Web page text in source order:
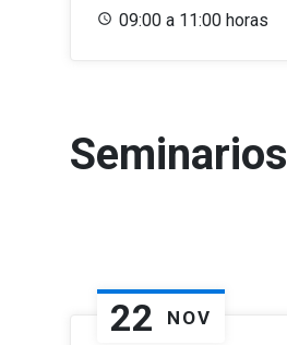
09:00 a 11:00 horas
Seminarios
22 NOV